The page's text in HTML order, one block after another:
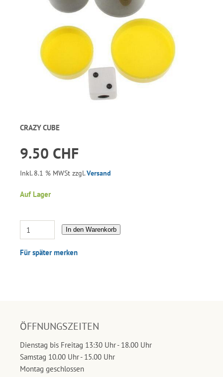
CRAZY CUBE
9.50 CHF
Inkl. 8.1 % MWSt zzgl.Versand
Auf Lager
In den Warenkorb
Für später merken
ÖFFNUNGSZEITEN
Dienstag bis Freitag 13:30 Uhr - 18.00 Uhr
Samstag 10.00 Uhr - 15.00 Uhr
Montag geschlossen